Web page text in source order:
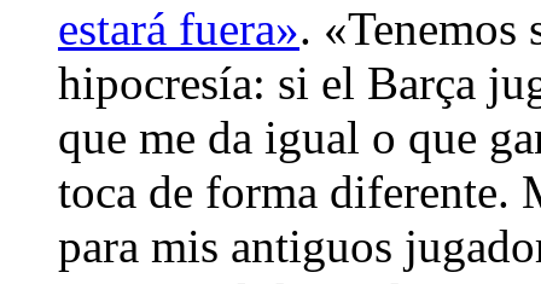
estará fuera».
hipocresía: si el Barça
que me da igual o que
toca de forma diferente.
para mis antiguos